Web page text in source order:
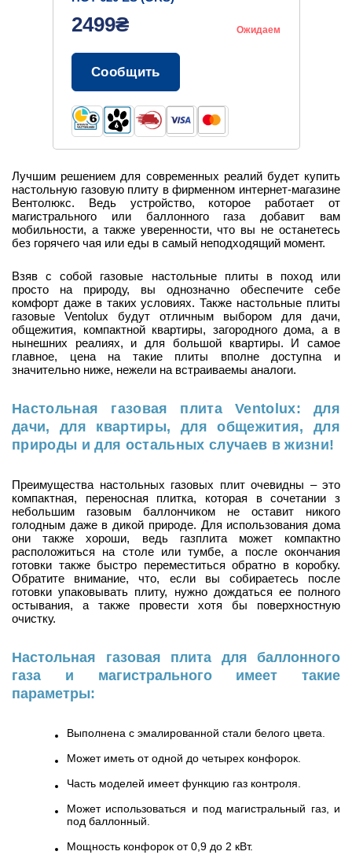
2499₴ Ожидаем
Сообщить
Лучшим решением для современных реалий будет купить
настольную газовую плиту в фирменном интернет-магазине
Вентолюкс. Ведь устройство, которое работает от
магистрального или баллонного газа добавит вам
мобильности, а также уверенности, что вы не останетесь
без горячего чая или еды в самый неподходящий момент.
Взяв с собой газовые настольные плиты в поход или
просто на природу, вы однозначно обеспечите себе
комфорт даже в таких условиях. Также настольные плиты
газовые Ventolux будут отличным выбором для дачи,
общежития, компактной квартиры, загородного дома, а в
нынешних реалиях, и для большой квартиры. И самое
главное, цена на такие плиты вполне доступна и
значительно ниже, нежели на встраиваемы аналоги.
Настольная газовая плита Ventolux: для
дачи, для квартиры, для общежития, для
природы и для остальных случаев в жизни!
Преимущества настольных газовых плит очевидны – это
компактная, переносная плитка, которая в сочетании з
небольшим газовым баллончиком не оставит никого
голодным даже в дикой природе. Для использования дома
они также хороши, ведь газплита может компактно
расположиться на столе или тумбе, а после окончания
готовки также быстро переместиться обратно в коробку.
Обратите внимание, что, если вы собираетесь после
готовки упаковывать плиту, нужно дождаться ее полного
остывания, а также провести хотя бы поверхностную
очистку.
Настольная газовая плита для баллонного
газа и магистрального имеет такие
параметры:
Выполнена с эмалированной стали белого цвета.
Может иметь от одной до четырех конфорок.
Часть моделей имеет функцию газ контроля.
Может использоваться и под магистральный газ, и
под баллонный.
Мощность конфорок от 0,9 до 2 кВт.